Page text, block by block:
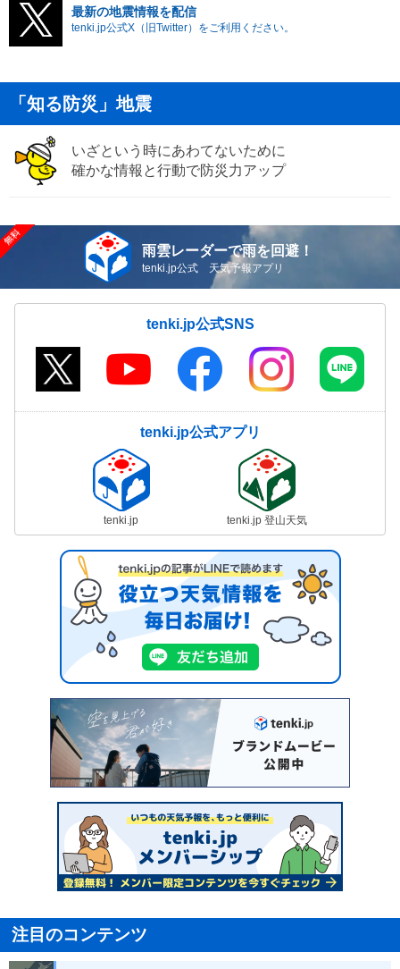
最新の地震情報を配信
tenki.jp公式X（旧Twitter）をご利用ください。
「知る防災」地震
いざという時にあわてないために
確かな情報と行動で防災力アップ
雨雲レーダーで雨を回避！
tenki.jp公式 天気予報アプリ
tenki.jp公式SNS
tenki.jp公式アプリ
tenki.jp tenki.jp 登山天気
注目のコンテンツ